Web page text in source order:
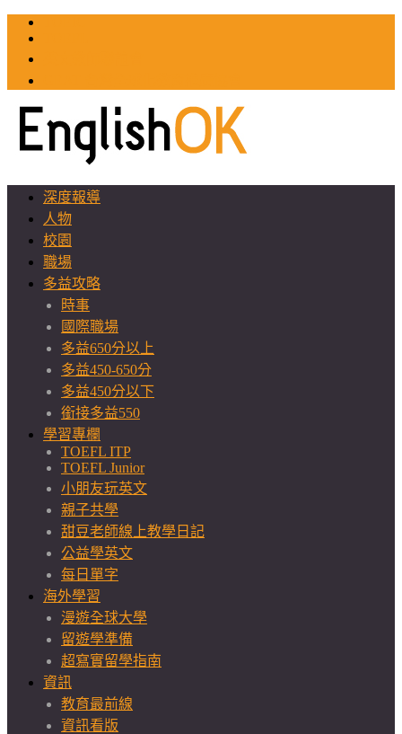
深度報導
人物
校園
職場
多益攻略
時事
國際職場
多益650分以上
多益450-650分
多益450分以下
銜接多益550
學習專欄
TOEFL ITP
TOEFL Junior
小朋友玩英文
親子共學
甜豆老師線上教學日記
公益學英文
每日單字
海外學習
漫遊全球大學
留遊學準備
超寫實留學指南
資訊
教育最前線
資訊看版